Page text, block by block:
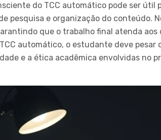
do TCC automático pode ser
pesquisa e organização do conteúdo.
que o trabalho final atenda
automático, o estudante deve pesar
e a ética acadêmica envolvidas no